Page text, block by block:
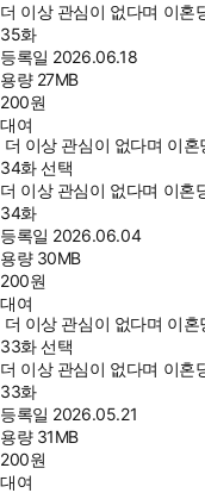
더 이상 관심이 없다며 이혼
35화
등록일 2026.06.18
용량 27MB
200원
대여
더 이상 관심이 없다며 이
34화 선택
더 이상 관심이 없다며 이혼
34화
등록일 2026.06.04
용량 30MB
200원
대여
더 이상 관심이 없다며 이
33화 선택
더 이상 관심이 없다며 이혼
33화
등록일 2026.05.21
용량 31MB
200원
대여